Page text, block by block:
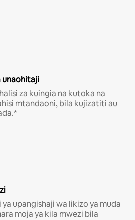
unaohitaji
za kuingia na kutoka na
mtandaoni, bila kujizatiti au
upangishaji wa likizo ya muda
moja ya kila mwezi bila